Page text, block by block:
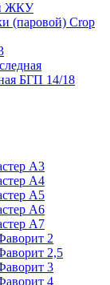
ЖКУ
(паровой) Crop
БГП 14/18
А3
А4
А5
А6
А7
2
2,5
3
4